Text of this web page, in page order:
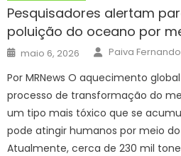
Pesquisadores alertam
poluição do oceano por
Posted
on
maio 6, 2026 Author
Paiva Fernando
Por MRNews O aquecimento
processo de transformação do
um tipo mais tóxico que se
pode atingir humanos por meio
Atualmente, cerca de 230 mil